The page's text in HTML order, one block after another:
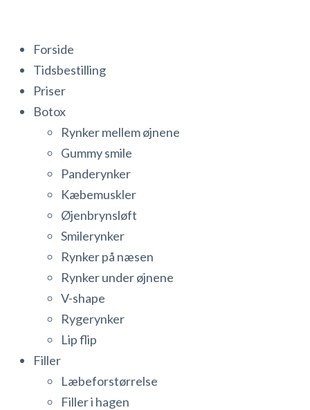
Forside
Tidsbestilling
Priser
Botox
Rynker mellem øjnene
Gummy smile
Panderynker
Kæbemuskler
Øjenbrynsløft
Smilerynker
Rynker på næsen
Rynker under øjnene
V-shape
Rygerynker
Lip flip
Filler
Læbeforstørrelse
Filler i hagen